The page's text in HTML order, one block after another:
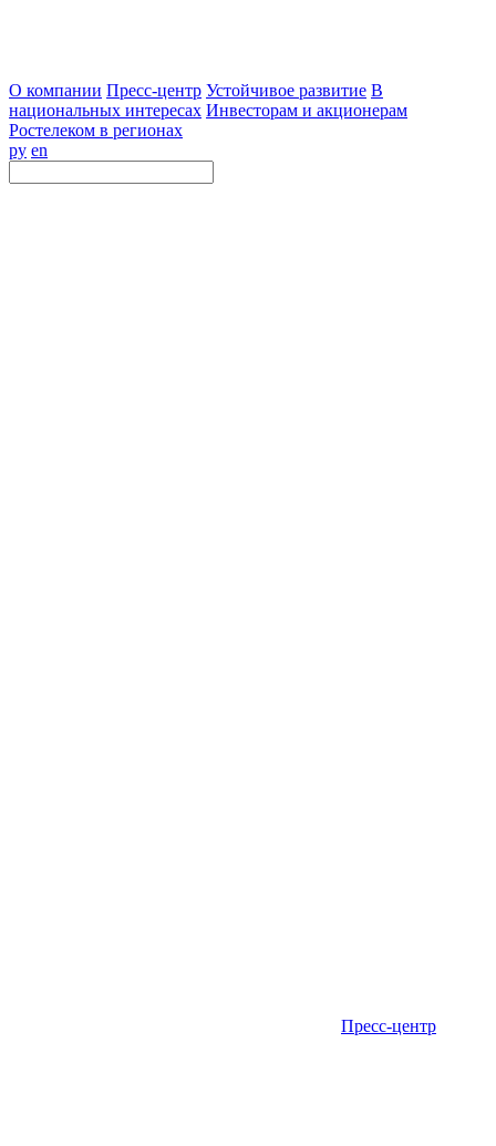
О компании Пресс-центр Устойчивое развитие В
национальных интересах Инвесторам и акционерам
Ростелеком в регионах
ру en
Пресс-центр